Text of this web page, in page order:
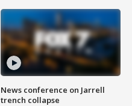
News conference on Jarrell
trench collapse